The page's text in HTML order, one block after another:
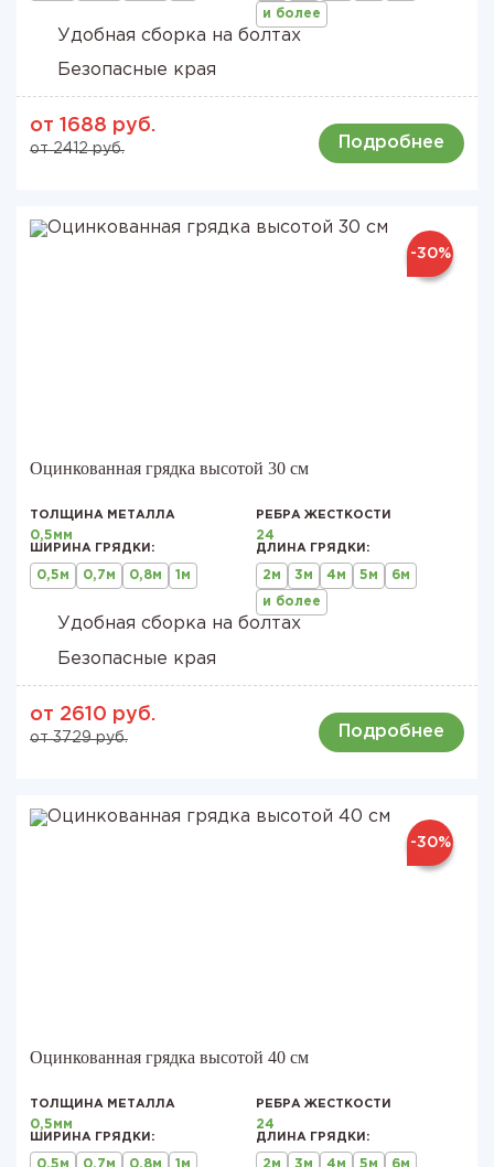
и более
Удобная сборка на болтах
Безопасные края
от 1688 руб.
от 2412 руб. Подробнее
-30%
Оцинкованная грядка высотой 30 см
ТОЛЩИНА МЕТАЛЛА
0,5мм
РЕБРА ЖЕСТКОСТИ
24
ШИРИНА ГРЯДКИ:
0,5м 0,7м 0,8м 1м
ДЛИНА ГРЯДКИ:
2м 3м 4м 5м 6м
и более
Удобная сборка на болтах
Безопасные края
от 2610 руб.
от 3729 руб. Подробнее
-30%
Оцинкованная грядка высотой 40 см
ТОЛЩИНА МЕТАЛЛА
0,5мм
РЕБРА ЖЕСТКОСТИ
24
ШИРИНА ГРЯДКИ:
0,5м 0,7м 0,8м 1м
ДЛИНА ГРЯДКИ:
2м 3м 4м 5м 6м